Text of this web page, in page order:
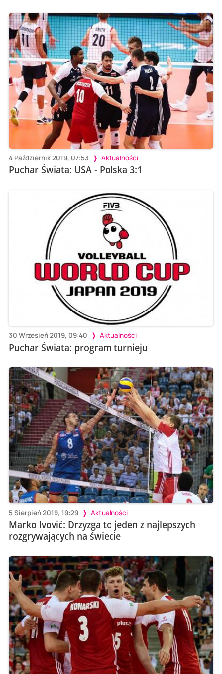
4 Październik 2019, 07:53 Aktualności
Puchar Świata: USA - Polska 3:1
30 Wrzesień 2019, 09:40 Aktualności
Puchar Świata: program turnieju
5 Sierpień 2019, 19:29 Aktualności
Marko Ivović: Drzyzga to jeden z najlepszych
rozgrywających na świecie